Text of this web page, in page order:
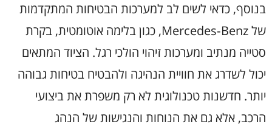
בנוסף, כדאי לשים לב למערכות הבטיחות המתקדמות
של Mercedes‑Benz, כגון בלימה אוטומטית, בקרת
סטייה מנתיב ומערכות זיהוי הולכי רגל. הציוד המתאים
יכול לשדרג את חוויית הנהיגה ולהבטיח בטיחות גבוהה
יותר. חדשנות טכנולוגית לא רק משפרת את ביצועי
הרכב, אלא גם את הנוחות והנגישות של הנהג